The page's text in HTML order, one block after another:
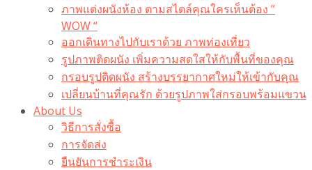
ภาพแต่งผนังห้อง ตามสไตล์คุณใครเห็นต้อง ”
WOW “
ออกเดินทางไปกับเราด้วย ภาพท่องเที่ยว
รูปภาพติดผนัง เพิ่มความสดใสให้กับพื้นที่ของคุณ
กรอบรูปติดผนัง สร้างบรรยากาศใหม่ให้เข้ากับคุณ
เปลี่ยนบ้านที่คุณรัก ด้วยรูปภาพใส่กรอบพร้อมแขวน​
About Us
วิธีการสั่งซื้อ
การจัดส่ง
ยืนยันการชำระเงิน